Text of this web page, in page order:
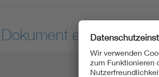
entspricht: